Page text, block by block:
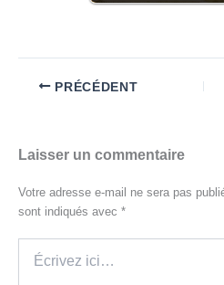
PRÉCÉDENT
Laisser un commentaire
Votre adresse e-mail ne sera pas
sont indiqués avec *
ici…